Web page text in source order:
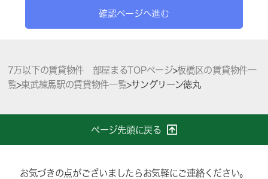
確認ページへ進む
7万以下の賃貸物件 部屋まるTOPページ>板橋区の賃貸物件一
覧>東武練馬駅の賃貸物件一覧>サングリーン徳丸
ページ先頭に戻る
お気づきの点がございましたらお気軽にご連絡ください。